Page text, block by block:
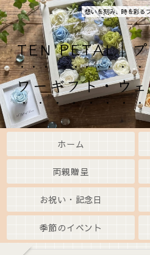
想いを刻み、時を彩る
TEN PETAL｜
ワーギフト・ウ
ホーム
両親贈呈
お祝い・記念日
季節のイベント